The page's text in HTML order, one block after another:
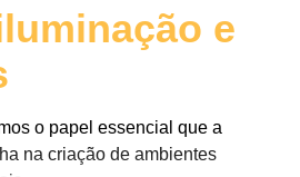
e
o papel essencial que a
na criação de ambientes